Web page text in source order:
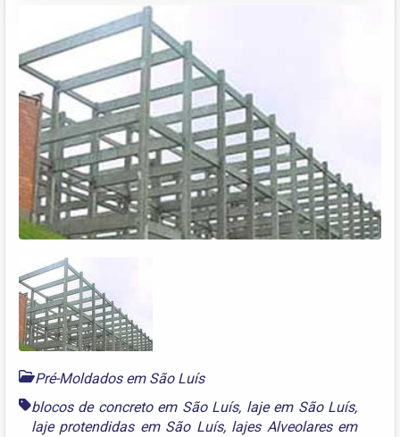
Pré-Moldados em São Luís
blocos de concreto em São Luís, laje em São Luís,
laje protendidas em São Luís, lajes Alveolares em